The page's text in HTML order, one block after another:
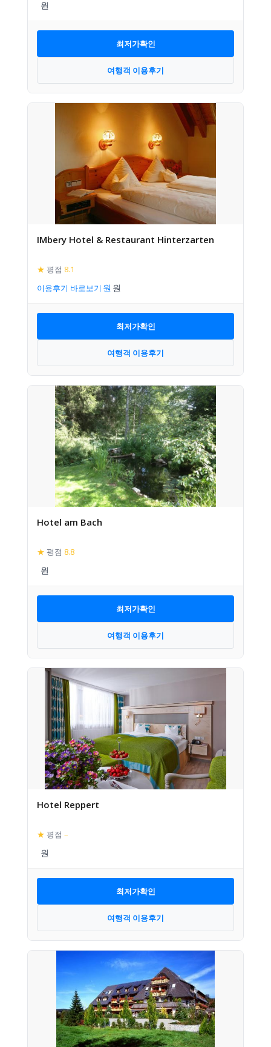
최저가확인
여행객 이용후기
IMbery Hotel & Restaurant Hinterzarten
★ 평점 8.1
이용후기 바로보기
최저가확인
여행객 이용후기
Hotel am Bach
★ 평점 8.8
최저가확인
여행객 이용후기
Hotel Reppert
★ 평점 –
최저가확인
여행객 이용후기